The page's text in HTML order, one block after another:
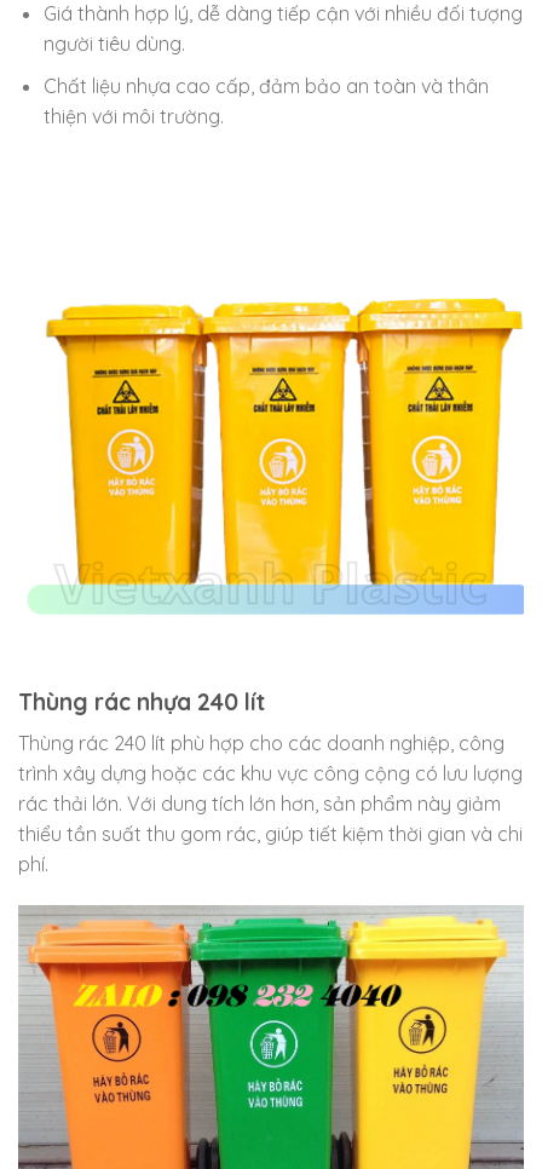
Giá thành hợp lý, dễ dàng tiếp cận với nhiều đối tượng
người tiêu dùng.
Chất liệu nhựa cao cấp, đảm bảo an toàn và thân
thiện với môi trường.
Thùng rác nhựa 240 lít
Thùng rác 240 lít phù hợp cho các doanh nghiệp, công
trình xây dựng hoặc các khu vực công cộng có lưu lượng
rác thải lớn. Với dung tích lớn hơn, sản phẩm này giảm
thiểu tần suất thu gom rác, giúp tiết kiệm thời gian và chi
phí.